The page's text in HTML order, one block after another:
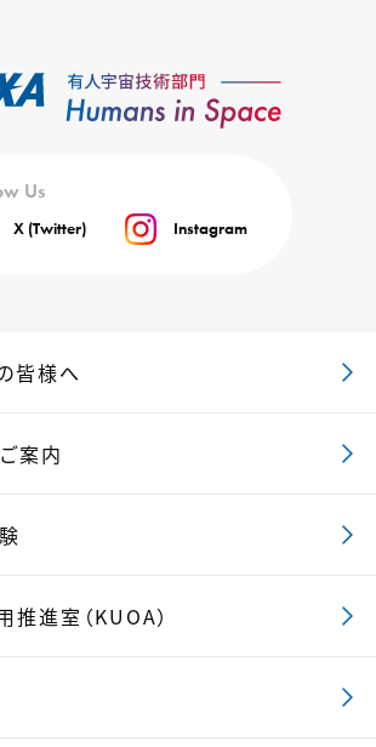
Us
X (Twitter) Instagram
皆様へ
案内
推進室（KUOA）